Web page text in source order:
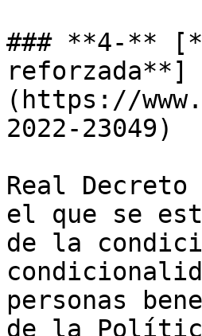
### **4-**
reforzada**]
(https://
2022-23049)
Real
el que se
de la
personas
de la